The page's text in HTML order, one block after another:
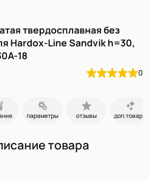
твердосплавная без
Hardoх-Line Sandvik h=30,
18
0
параметры отзывы доп.товары
товара